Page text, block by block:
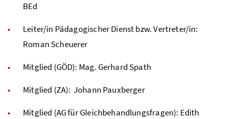
BEd
Leiter/in Pädagogischer Dienstbzw.Vertreter/in:
Roman Scheuerer
Mitglied (GÖD): Mag. Gerhard Spath
Mitglied (ZA): Johann Pauxberger
Mitglied (AGfür Gleichbehandlungsfragen): Edith